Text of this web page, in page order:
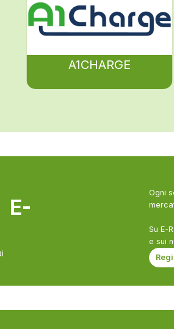
A1CHARGE
E-
Ogni
Su E-
e sui